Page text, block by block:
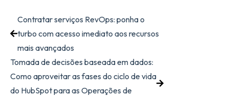
Contratar serviços RevOps: ponha o
turbo com acesso imediato aos recursos
mais avançados
Tomada de decisões baseada em dados:
Como aproveitar as fases do ciclo de vida
do HubSpot para as Operações de